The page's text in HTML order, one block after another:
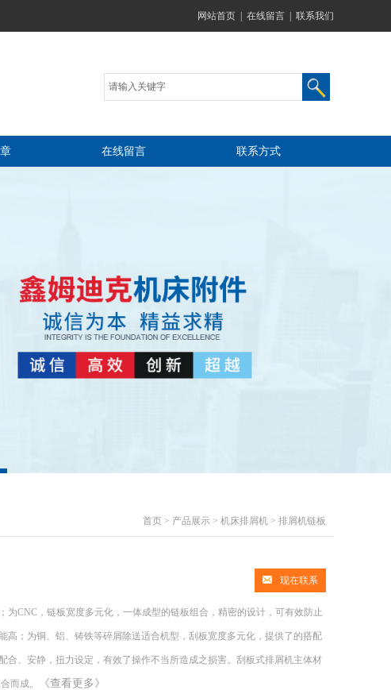
网站首页 在线留言 联系我们
在线留言 联系方式
首页 > 产品展示 > 机床排屑机 > 排屑机链板
现在联系
为CNC，链板宽度多元化，一体成型的链板组合，精密的设计，可有效防止
高；为铜、铝、铸铁等碎屑除送适合机型，刮板宽度多元化，提供了的搭配
合、安静，扭力设定，有效了操作不当所造成之损害。刮板式排屑机主体材
而成。 《查看更多》